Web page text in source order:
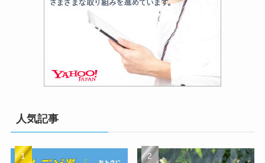
人気記事